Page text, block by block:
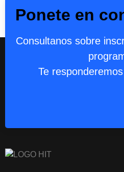
Ponete en
Consultanos sobre
Te